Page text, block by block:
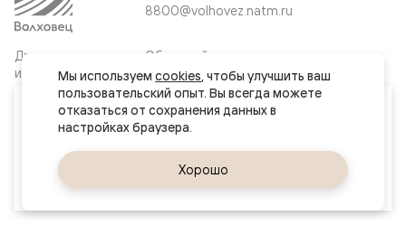
Ваш город
Великий Новгород
Двери
и интерьерные
решения
8800@volhovez.natm.ru
Обратный звонок
Сайт не является публичной офертой
Правовая информация
Мы используем cookies, чтобы улучшить ваш
пользовательский опыт. Вы всегда можете
отказаться от сохранения данных в
Хорошо